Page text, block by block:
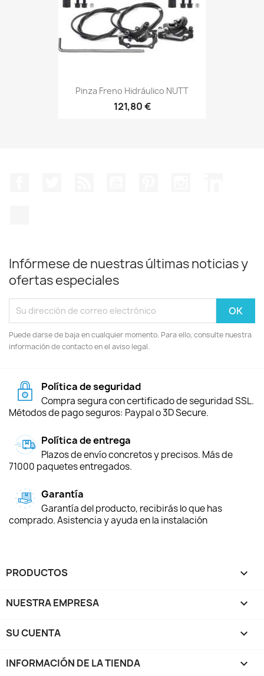
Pinza Freno Hidráulico NUTT
121,80 €
Infórmese de nuestras últimas noticias y
ofertas especiales
Puede darse de baja en cualquier momento. Para ello, consulte nuestra
información de contacto en el aviso legal.
Política de seguridad
Compra segura con certificado de seguridad SSL.
Métodos de pago seguros: Paypal o 3D Secure.
Política de entrega
Plazos de envío concretos y precisos. Más de
71000 paquetes entregados.
Garantía
Garantía del producto, recibirás lo que has
comprado. Asistencia y ayuda en la instalación
PRODUCTOS 
NUESTRA EMPRESA 
SU CUENTA 
INFORMACIÓN DE LA TIENDA keyboard_arrow_down